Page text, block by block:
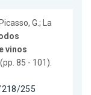
G.; La
vinos
85 - 101).
255